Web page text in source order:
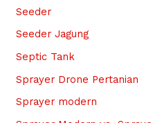
Seeder
Seeder Jagung
Septic Tank
Sprayer Drone Pertanian
Sprayer modern